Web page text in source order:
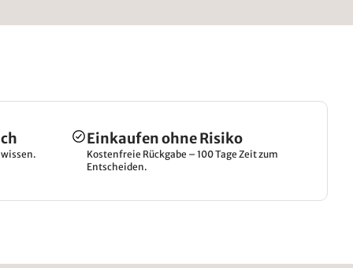
Einkaufen ohne Risiko
Kostenfreie Rückgabe – 100 Tage Zeit zum
Entscheiden.